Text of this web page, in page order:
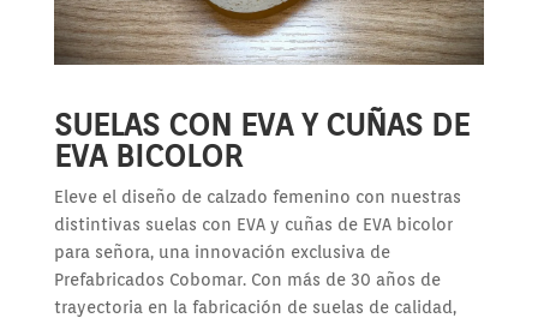
SUELAS CON EVA Y CUÑAS DE
EVA BICOLOR
Eleve el diseño de calzado femenino con nuestras
distintivas suelas con EVA y cuñas de EVA bicolor
para señora, una innovación exclusiva de
Prefabricados Cobomar. Con más de 30 años de
trayectoria en la fabricación de suelas de calidad,